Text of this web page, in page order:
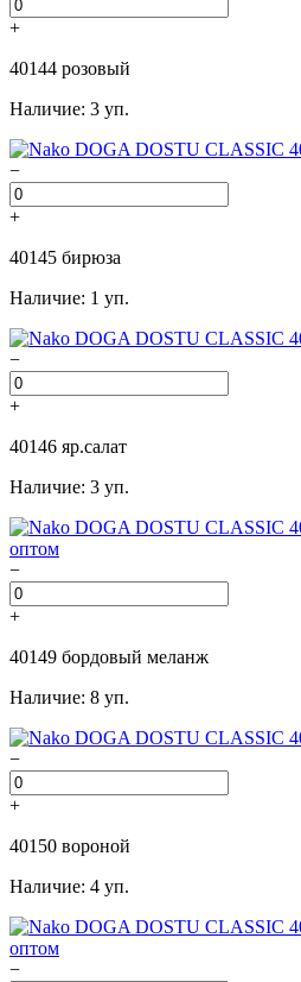
+
40144 розовый
Наличие: 3 уп.
−
+
40145 бирюза
Наличие: 1 уп.
−
+
40146 яр.салат
Наличие: 3 уп.
−
+
40149 бордовый меланж
Наличие: 8 уп.
−
+
40150 вороной
Наличие: 4 уп.
−